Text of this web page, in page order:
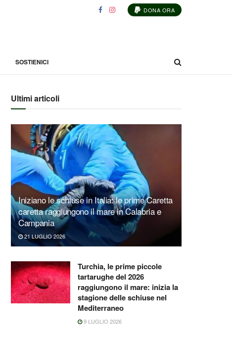
DONA ORA
SOSTIENICI
Ultimi articoli
Iniziano le schiuse in Italia: le prime Caretta
caretta raggiungono il mare in Calabria e
Campania
21 LUGLIO 2026
Turchia, le prime piccole
tartarughe del 2026
raggiungono il mare: inizia la
stagione delle schiuse nel
Mediterraneo
9 LUGLIO 2026